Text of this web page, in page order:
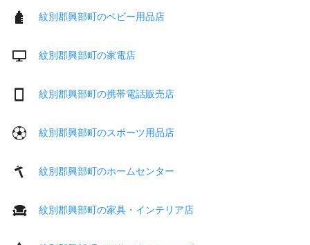
紋別郡興部町のベビー用品店
紋別郡興部町の家電店
紋別郡興部町の携帯電話販売店
紋別郡興部町のスポーツ用品店
紋別郡興部町のホームセンター
紋別郡興部町の家具・インテリア店